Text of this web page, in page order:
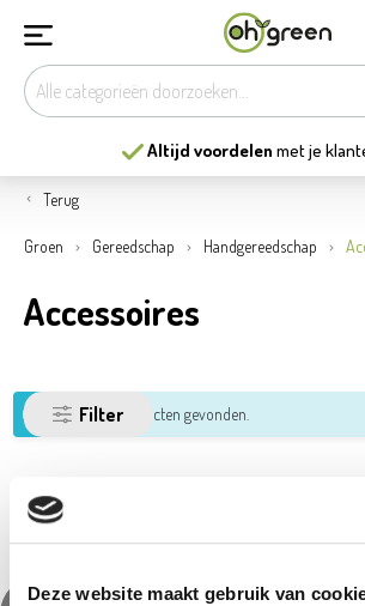
Deze website maakt gebruik van
Altijd voordelen met je
Terug
Groen Gereedschap Handgereedschap
Accessoires
Filter
Geen producten gevonden.